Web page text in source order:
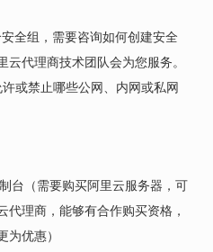
全组，需要咨询如何创建安全
代理商技术团队会为您服务。
或禁止哪些公网、内网或私网
台（需要购买阿里云服务器，可
代理商，能够有合作购买资格，
优惠）